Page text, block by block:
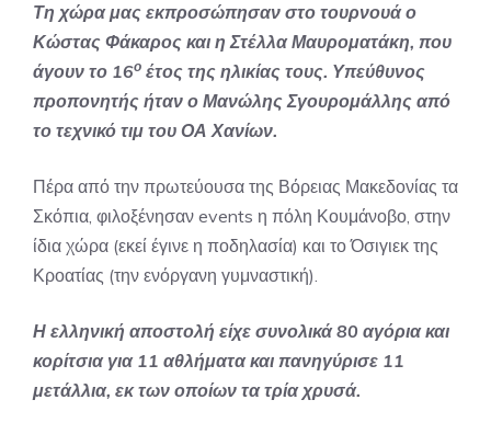
Τη χώρα μας εκπροσώπησαν στο τουρνουά ο
Κώστας Φάκαρος και η Στέλλα Μαυροματάκη, που
άγουν το 16ο έτος της ηλικίας τους. Υπεύθυνος
προπονητής ήταν ο Μανώλης Σγουρομάλλης από
το τεχνικό τιμ του ΟΑ Χανίων.
Πέρα από την πρωτεύουσα της Βόρειας Μακεδονίας τα
Σκόπια, φιλοξένησαν events η πόλη Κουμάνοβο, στην
ίδια χώρα (εκεί έγινε η ποδηλασία) και το Όσιγιεκ της
Κροατίας (την ενόργανη γυμναστική).
Η ελληνική αποστολή είχε συνολικά 80 αγόρια και
κορίτσια για 11 αθλήματα και πανηγύρισε 11
μετάλλια, εκ των οποίων τα τρία χρυσά.